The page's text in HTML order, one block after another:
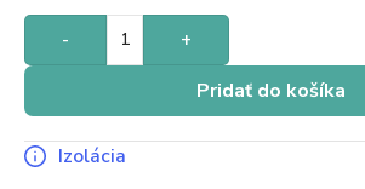
- +
Pridať do košíka
Izolácia